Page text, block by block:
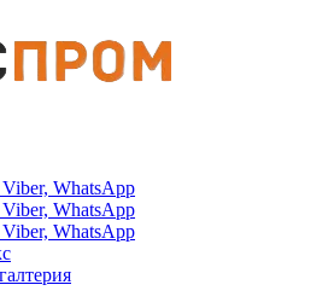
WhatsApp
WhatsApp
WhatsApp